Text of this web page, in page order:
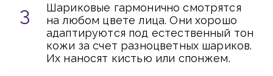
Шариковые гармонично смотрятся
на любом цвете лица. Они хорошо
адаптируются под естественный тон
кожи за счет разноцветных шариков.
Их наносят кистью или спонжем.